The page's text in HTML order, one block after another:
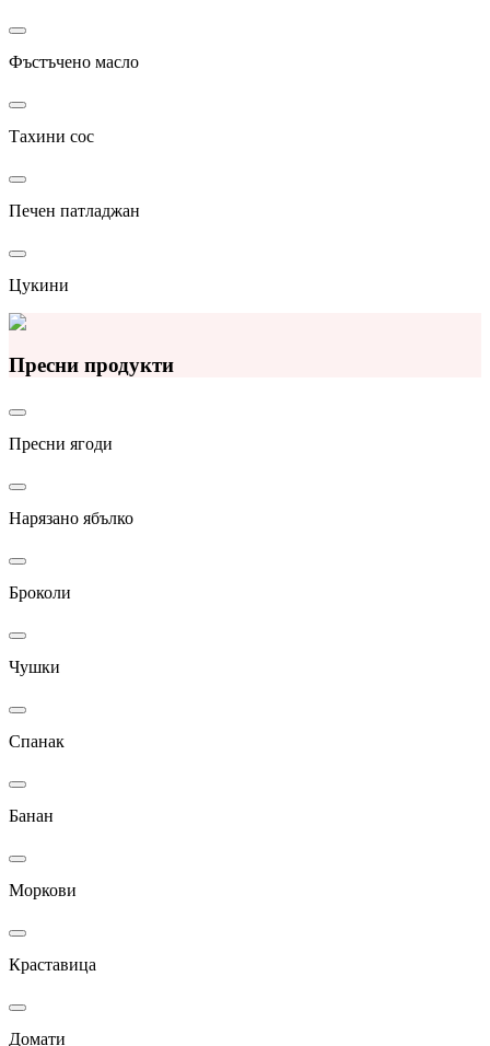
Фъстъчено масло
Тахини сос
Печен патладжан
Цукини
Пресни продукти
Пресни ягоди
Нарязано ябълко
Броколи
Чушки
Спанак
Банан
Моркови
Краставица
Домати